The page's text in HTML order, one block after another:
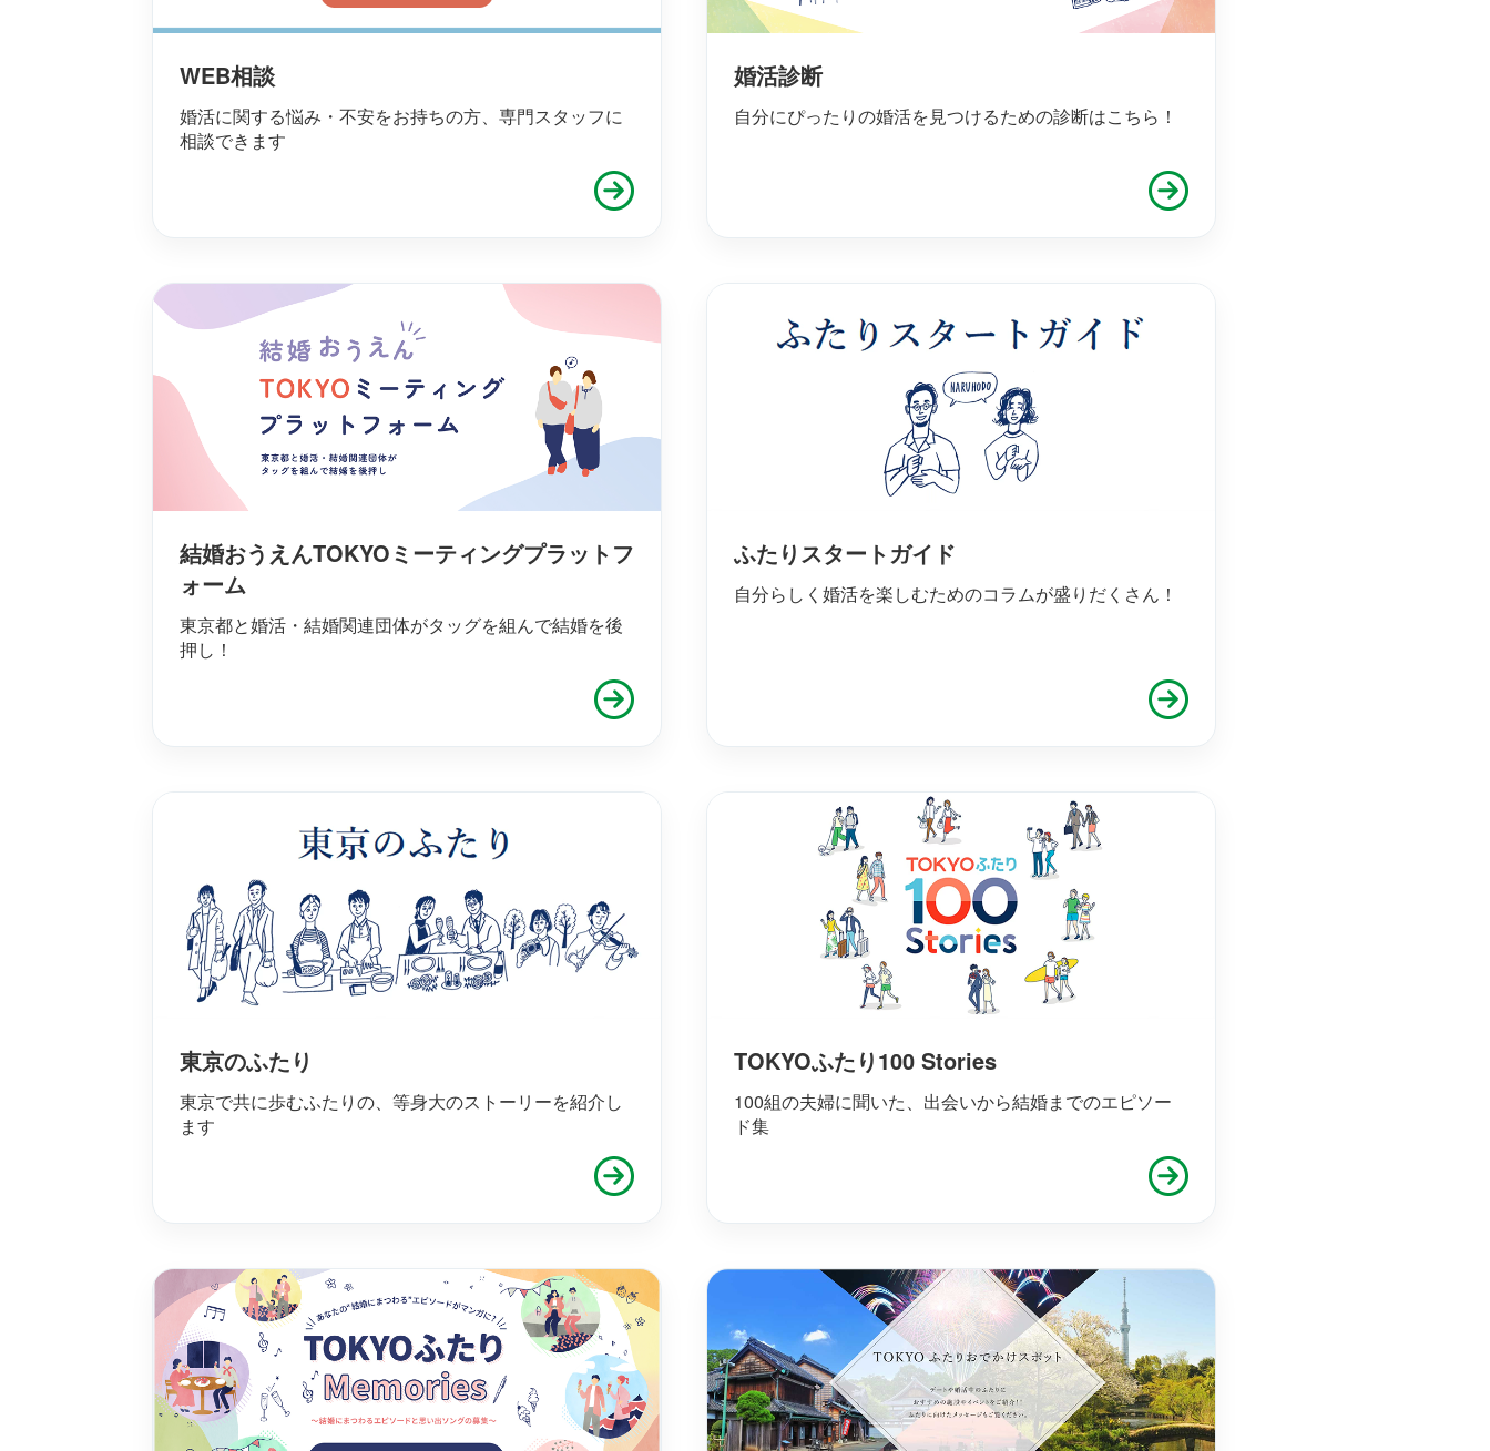
WEB相談
婚活に関する悩み・不安をお持ちの方、専門スタッフに
相談できます
婚活診断
自分にぴったりの婚活を見つけるための診断はこちら！
結婚おうえんTOKYOミーティングプラットフ
ォーム
東京都と婚活・結婚関連団体がタッグを組んで結婚を後
押し！
ふたりスタートガイド
自分らしく婚活を楽しむためのコラムが盛りだくさん！
東京のふたり
東京で共に歩むふたりの、等身大のストーリーを紹介し
ます
TOKYOふたり100 Stories
100組の夫婦に聞いた、出会いから結婚までのエピソー
ド集